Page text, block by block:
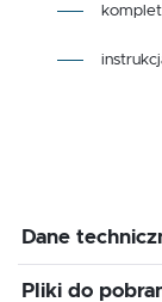
Dane
Pliki do